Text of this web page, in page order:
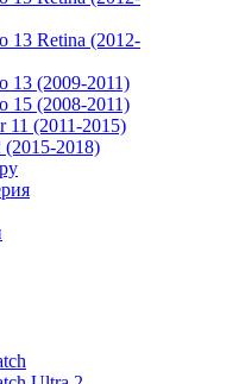
13 Retina (2012-
13 (2009-2011)
15 (2008-2011)
11 (2011-2015)
2018)